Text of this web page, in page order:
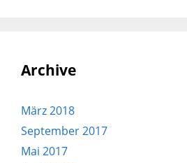
Archive
März 2018
September 2017
Mai 2017